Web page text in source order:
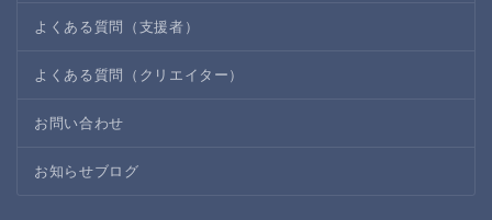
よくある質問（支援者）
よくある質問（クリエイター）
お問い合わせ
お知らせブログ